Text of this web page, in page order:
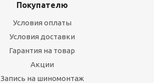
Покупателю
Условия оплаты
Условия доставки
Гарантия на товар
Акции
Запись на шиномонтаж